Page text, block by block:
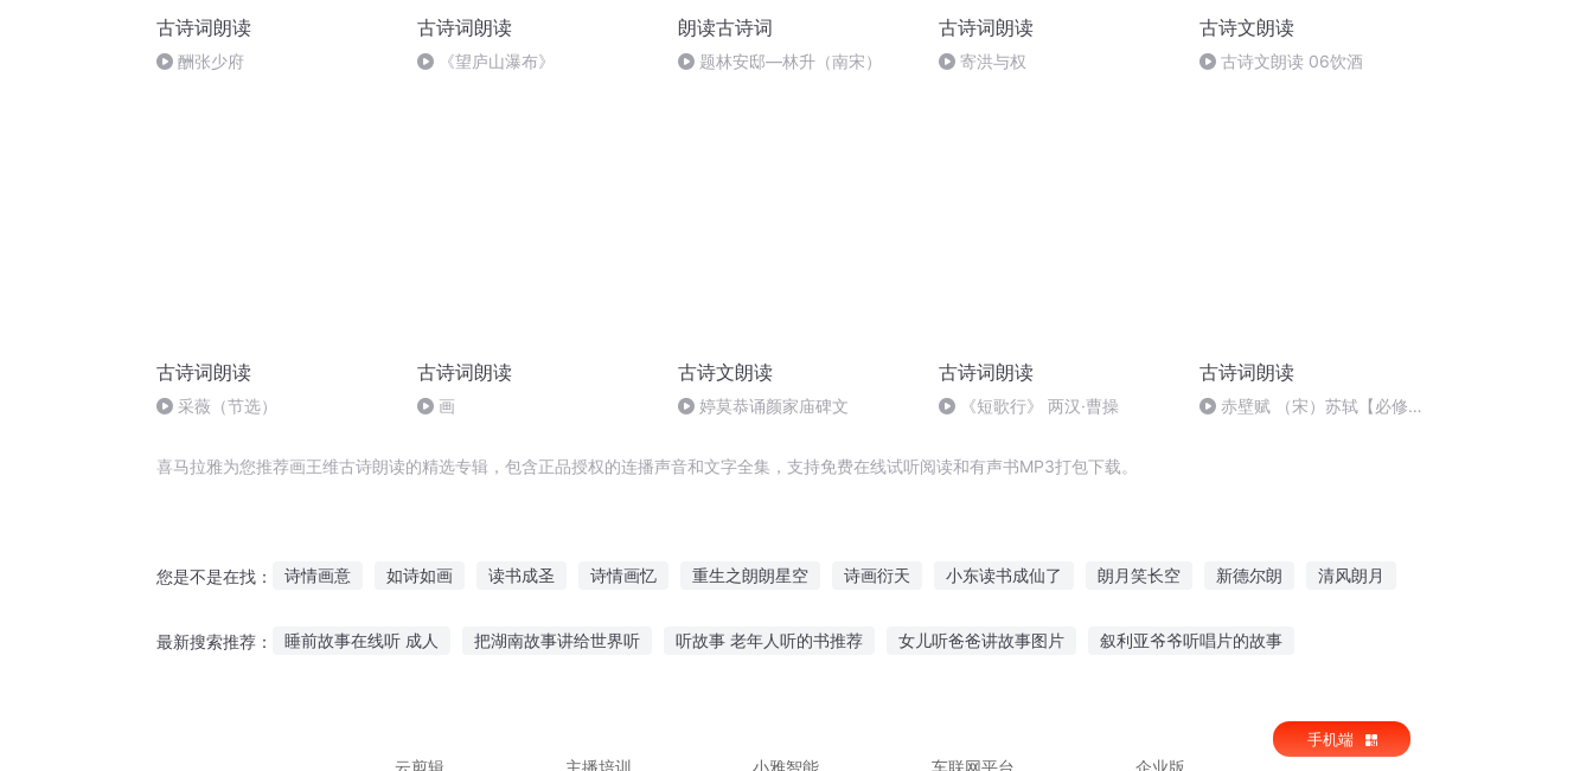
古诗词朗读
酬张少府
古诗词朗读
《望庐山瀑布》
朗读古诗词
题林安邸—林升（南宋）
古诗词朗读
寄洪与权
古诗文朗读
古诗文朗读 06饮酒
古诗词朗读
采薇（节选）
古诗词朗读
画
古诗文朗读
婷莫恭诵颜家庙碑文
古诗词朗读
《短歌行》 两汉·曹操
古诗词朗读
赤壁赋 （宋）苏轼【必修
喜马拉雅为您推荐画王维古诗朗读的精选专辑，包含正品授权的连播声音和文字全集，支持免费在线试听阅读和有声书MP3打包下载。
您是不是在找： 诗情画意 如诗如画 读书成圣 诗情画忆 重生之朗朗星空 诗画衍天 小东读书成仙了 朗月笑长空 新德尔朗 清风朗月
最新搜索推荐： 睡前故事在线听 成人 把湖南故事讲给世界听 听故事 老年人听的书推荐 女儿听爸爸讲故事图片 叙利亚爷爷听唱片的故事
云剪辑
主播培训 小雅智能 车联网平台 企业版
手机端